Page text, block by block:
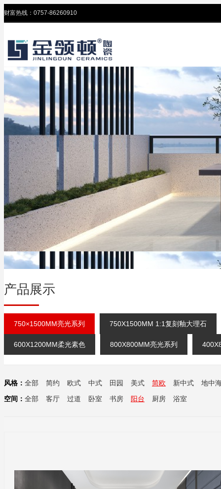
财富热线：0757-86260910
产品展示
750×1500MM亮光系列 750X1500MM 1:1复刻釉大理石
600X1200MM柔光素色 800X800MM亮光系列
风格： 全部 简约 欧式 中式 田园 美式 简欧 新中式
地中
空间： 全部 客厅 过道 卧室 书房 阳台 厨房 浴室